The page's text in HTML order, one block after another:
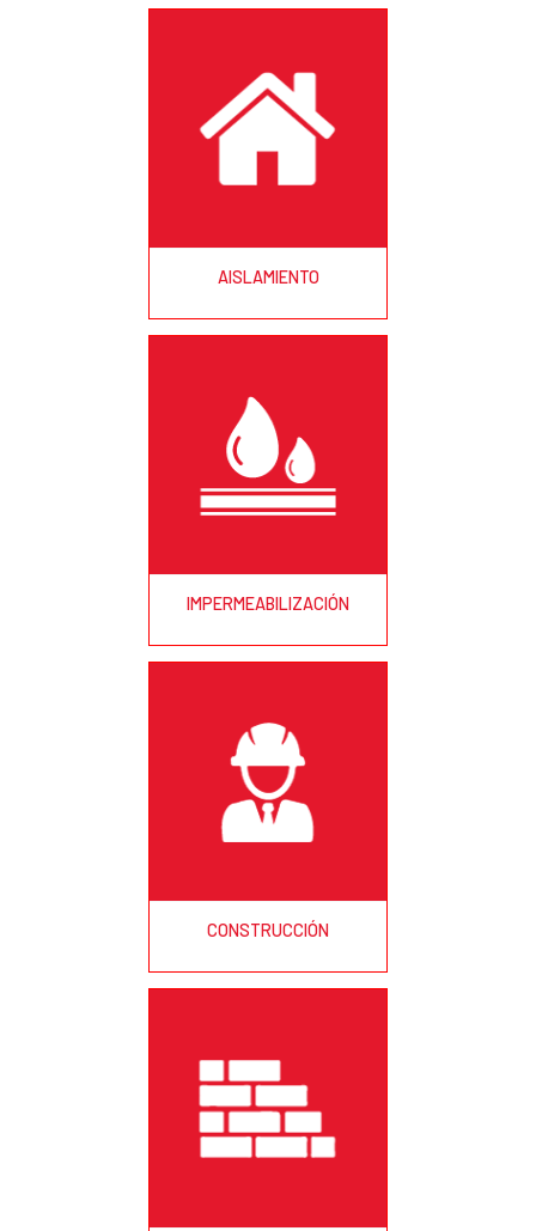
AISLAMIENTO
IMPERMEABILIZACIÓN
CONSTRUCCIÓN